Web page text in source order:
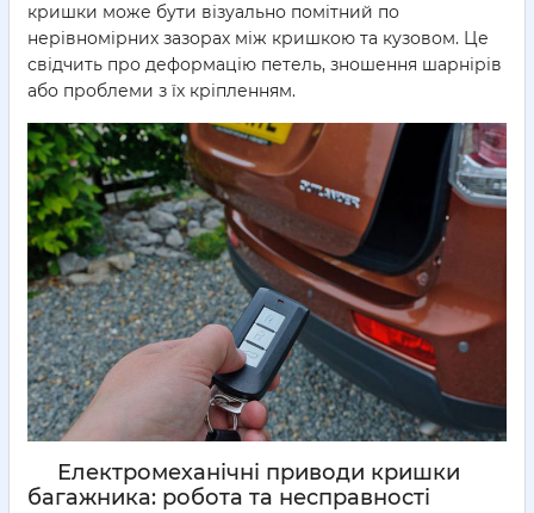
кришки може бути візуально помітний по
нерівномірних зазорах між кришкою та кузовом. Це
свідчить про деформацію петель, зношення шарнірів
або проблеми з їх кріпленням.
Електромеханічні приводи кришки
багажника: робота та несправності